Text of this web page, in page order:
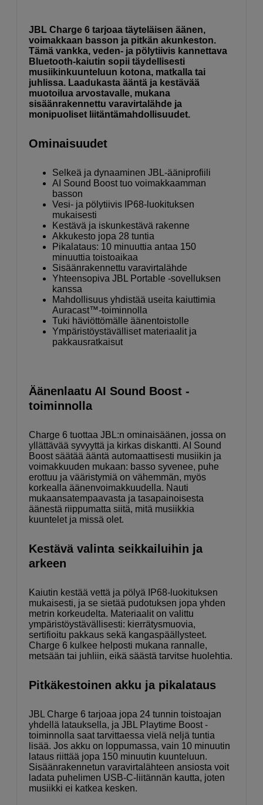
JBL Charge 6 tarjoaa täyteläisen äänen,
voimakkaan basson ja pitkän akunkeston.
Tämä vankka, veden- ja pölytiivis kannettava
Bluetooth-kaiutin sopii täydellisesti
musiikinkuunteluun kotona, matkalla tai
juhlissa. Laadukasta ääntä ja kestävää
muotoilua arvostavalle, mukana
sisäänrakennettu varavirtalähde ja
monipuoliset liitäntämahdollisuudet.
Ominaisuudet
Selkeä ja dynaaminen JBL-ääniprofiili
AI Sound Boost tuo voimakkaamman
basson
Vesi- ja pölytiivis IP68-luokituksen
mukaisesti
Kestävä ja iskunkestävä rakenne
Akkukesto jopa 28 tuntia
Pikalataus: 10 minuuttia antaa 150
minuuttia toistoaikaa
Sisäänrakennettu varavirtalähde
Yhteensopiva JBL Portable -sovelluksen
kanssa
Mahdollisuus yhdistää useita kaiuttimia
Auracast™-toiminnolla
Tuki häviöttömälle äänentoistolle
Ympäristöystävälliset materiaalit ja
pakkausratkaisut
Äänenlaatu AI Sound Boost -
toiminnolla
Charge 6 tuottaa JBL:n ominaisäänen, jossa on
yllättävää syvyyttä ja kirkas diskantti. AI Sound
Boost säätää ääntä automaattisesti musiikin ja
voimakkuuden mukaan: basso syvenee, puhe
erottuu ja vääristymiä on vähemmän, myös
korkealla äänenvoimakkuudella. Nauti
mukaansatempaavasta ja tasapainoisesta
äänestä riippumatta siitä, mitä musiikkia
kuuntelet ja missä olet.
Kestävä valinta seikkailuihin ja
arkeen
Kaiutin kestää vettä ja pölyä IP68-luokituksen
mukaisesti, ja se sietää pudotuksen jopa yhden
metrin korkeudelta. Materiaalit on valittu
ympäristöystävällisesti: kierrätysmuovia,
sertifioitu pakkaus sekä kangaspäällysteet.
Charge 6 kulkee helposti mukana rannalle,
metsään tai juhliin, eikä säästä tarvitse huolehtia.
Pitkäkestoinen akku ja pikalataus
JBL Charge 6 tarjoaa jopa 24 tunnin toistoajan
yhdellä latauksella, ja JBL Playtime Boost -
toiminnolla saat tarvittaessa vielä neljä tuntia
lisää. Jos akku on loppumassa, vain 10 minuutin
lataus riittää jopa 150 minuutin kuunteluun.
Sisäänrakennetun varavirtalähteen ansiosta voit
ladata puhelimen USB-C-liitännän kautta, joten
musiikki ei katkea kesken.